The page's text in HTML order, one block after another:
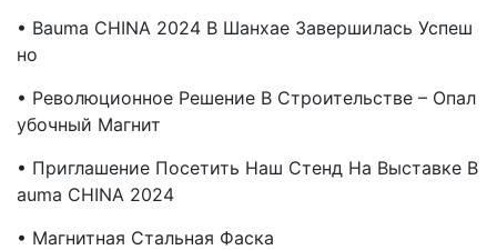
• Bauma CHINA 2024 В Шанхае Завершилась Успеш
Но
• Революционное Решение В Строительстве – Опал
Убочный Магнит
• Приглашение Посетить Наш Стенд На Выставке B
Auma CHINA 2024
• Магнитная Стальная Фаска